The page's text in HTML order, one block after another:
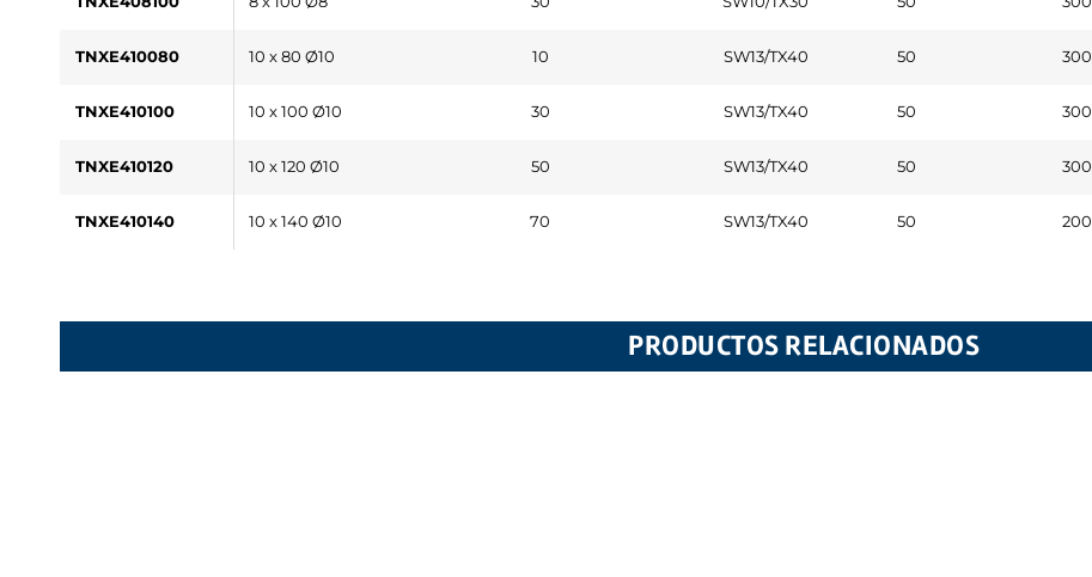
TNXE410080 10 x 80 Ø10 10 SW13/TX40 50 300
TNXE410100 10 x 100 Ø10 30 SW13/TX40 50 300
TNXE410120 10 x 120 Ø10 50 SW13/TX40 50 300
TNXE410140 10 x 140 Ø10 70 SW13/TX40 50 200
PRODUCTOS RELACIONADOS